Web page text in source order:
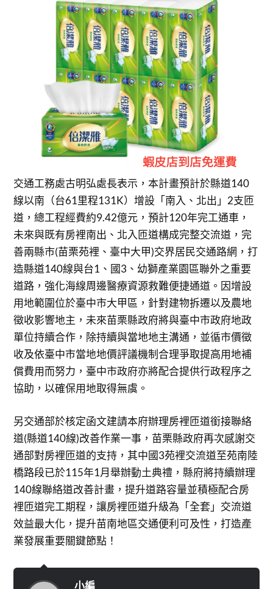
交通工務處古明弘處長表示，本計畫預計於縣道140
線以南（台61里程131K）增設「南入、北出」2支匝
道，總工程經費約9.42億元，預計120年完工通車，
未來與既有房裡南出、北入匝道構成完整交流道，完
善兩縣市(苗栗苑裡、臺中大甲)交界居民交通路網，打
造縣道140線與台1、國3、幼獅產業園區聯外之重要
道路，強化海線周邊醫療資源救難便捷通道。因增設
用地範圍位於臺中市大甲區，針對建物拆遷以及農地
徵收影響地主，未來苗栗縣政府將與臺中市政府地政
單位持續合作，除持續與當地地主溝通，並循市價徵
收及依臺中市當地地價評議機制合理爭取提高用地補
償費用而努力，臺中市政府亦將配合提供行政程序之
協助，以確保用地取得無虞。
另交通部於核定函文建請本府辦理房裡匝道銜接聯絡
道(縣道140線)改善作業一事，苗栗縣政府再次感謝交
通部對房裡匝道的支持，其中國3苑裡交流道至苑南陸
橋路段已於115年1月舉辦動土典禮，縣府將持續辦理
140線聯絡道改善計畫，提升道路容量並積極配合房
裡匝道完工期程，讓房裡匝道升級為「全套」交流道
效益最大化，提升苗南地區交通便利可及性，打造產
業發展重要關鍵節點！
小編